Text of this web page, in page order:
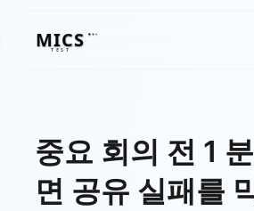
MICS
MICS
TEST
중요 회의 전 1
면 공유 실패를